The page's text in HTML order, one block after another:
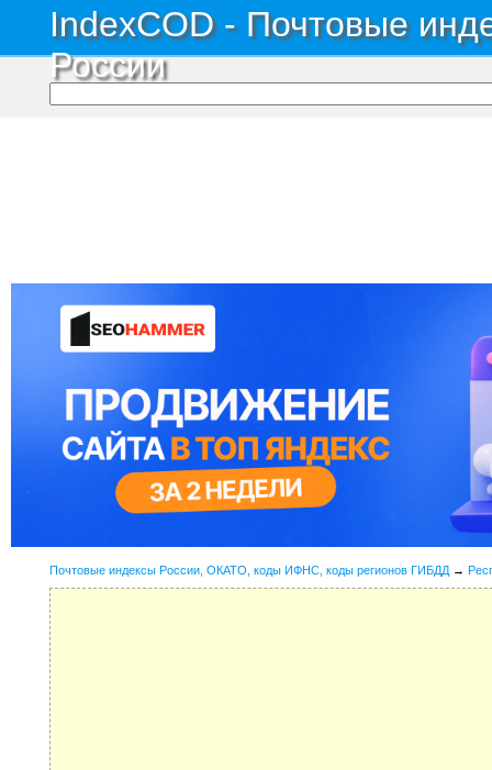
IndexCOD - Почтовые
России
Почтовые индексы России, ОКАТО, коды ИФНС, коды регионов ГИБДД →